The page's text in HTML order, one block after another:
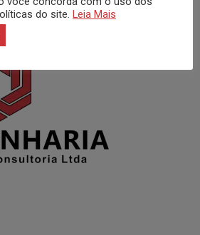
do site. Leia Mais